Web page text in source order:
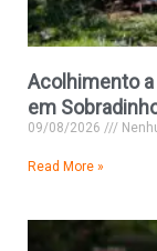
Acolhimento
em
09/08/2026
Read More »